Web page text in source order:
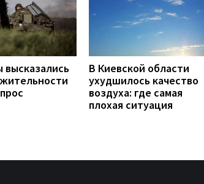
высказались
В Киевской области
ухудшилось качество
воздуха: где самая
плохая ситуация